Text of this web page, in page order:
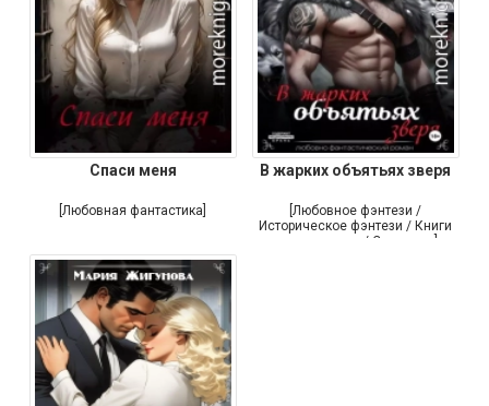
Спаси меня
[Любовная фантастика]
В жарких объятьях зверя
[Любовное фэнтези /
Историческое фэнтези / Книги
про вампиров / Самиздат]